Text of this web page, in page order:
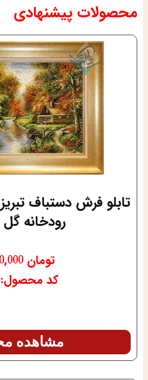
محصولات پیشنهادی
تابلو فرش دستباف
رودخانه گل
تومان 29,000,000
کد محصول: 62760
مشاهده